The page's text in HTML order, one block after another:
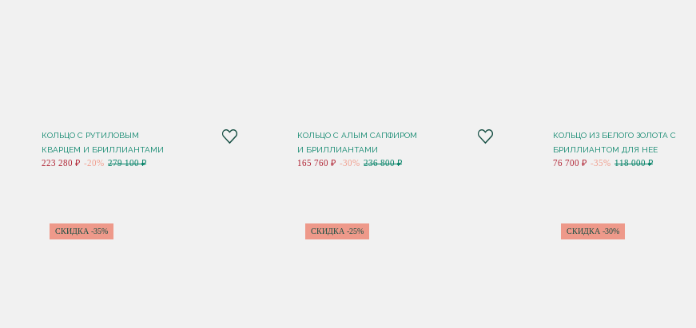
КОЛЬЦО С РУТИЛОВЫМ
КВАРЦЕМ И БРИЛЛИАНТАМИ
223 280 ₽ -20% 279 100 ₽
КОЛЬЦО С АЛЫМ САПФИРОМ
И БРИЛЛИАНТАМИ
165 760 ₽ -30% 236 800 ₽
КОЛЬЦО ИЗ БЕЛОГО ЗОЛОТА С
БРИЛЛИАНТОМ ДЛЯ НЕЕ
76 700 ₽ -35% 118 000 ₽
СКИДКА -35% СКИДКА -25% СКИДКА -30%